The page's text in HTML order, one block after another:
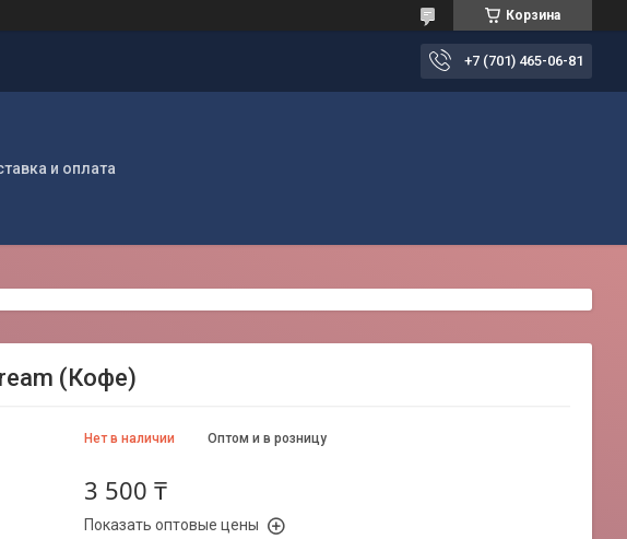
Корзина
+7 (701) 465-06-81
и оплата
(Кофе)
Нет в наличии Оптом и в розницу
3 500 ₸
Показать оптовые цены